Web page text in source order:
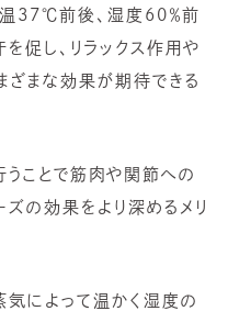
温37℃前後、湿度60％前
促し、リラックス作用や
ざまな効果が期待できる
ことで筋肉や関節への
の効果をより深めるメリ
気によって温かく湿度の